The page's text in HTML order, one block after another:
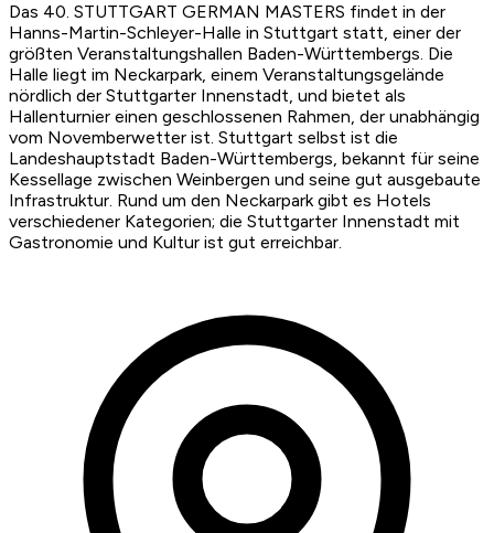
Das 40. STUTTGART GERMAN MASTERS findet in der
Hanns-Martin-Schleyer-Halle in Stuttgart statt, einer der
größten Veranstaltungshallen Baden-Württembergs. Die
Halle liegt im Neckarpark, einem Veranstaltungsgelände
nördlich der Stuttgarter Innenstadt, und bietet als
Hallenturnier einen geschlossenen Rahmen, der unabhängig
vom Novemberwetter ist. Stuttgart selbst ist die
Landeshauptstadt Baden-Württembergs, bekannt für seine
Kessellage zwischen Weinbergen und seine gut ausgebaute
Infrastruktur. Rund um den Neckarpark gibt es Hotels
verschiedener Kategorien; die Stuttgarter Innenstadt mit
Gastronomie und Kultur ist gut erreichbar.